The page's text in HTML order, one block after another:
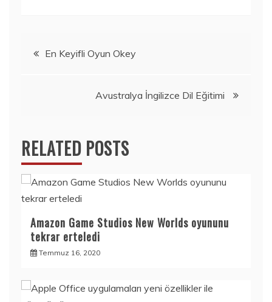
YazıEn Keyifli Oyun Okey
Avustralya İngilizce Dil Eğitimi
RELATED POSTS
Amazon Game Studios New Worlds oyununu
tekrar erteledi
Temmuz 16, 2020